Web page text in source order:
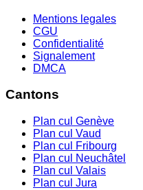
Mentions legales
CGU
Confidentialité
Signalement
DMCA
Cantons
Plan cul Genève
Plan cul Vaud
Plan cul
Fribourg
Plan cul
Neuchâtel
Plan cul Valais
Plan cul Jura